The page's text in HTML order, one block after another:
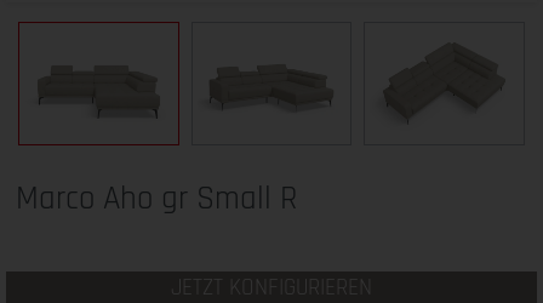
Marco Aho gr Small R
JETZT KONFIGURIEREN